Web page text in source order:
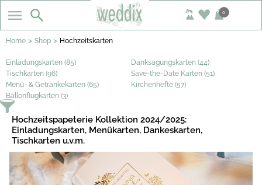
0
Home > Shop > Hochzeitskarten
Einladungskarten (85)
Danksagungskarten (44)
Tischkarten (96)
Save-the-Date Karten (51)
Menü- & Getränkekarten (65)
Kirchenhefte (57)
Ballonflugkarten (3)
Hochzeitspapeterie Kollektion 2024/2025:
Einladungskarten, Menükarten, Dankeskarten,
Tischkarten u.v.m.